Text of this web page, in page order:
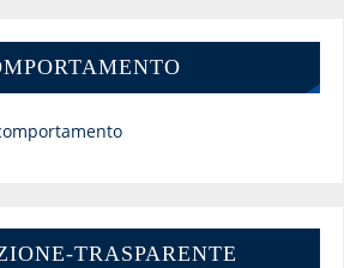
TRASPARENTE